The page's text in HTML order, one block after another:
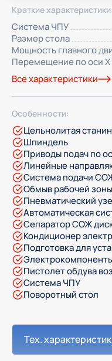
Краткие характеристики:
Система ЧПУ
Размер стола
Мощность главного
Перемещение по оси Х
Все характеристики
Особенности:
Цельнолитая
Шпиндель
Приводы подач по
Линейные
Система подачи
Обмыв рабочей
Пневматический
Автоматическая
Сепаратор СОЖ
Кондиционер
Подготовка для
Пистолет обдува
Система ЧПУ
Поворотный стол